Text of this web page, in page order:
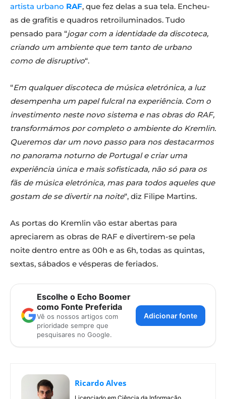
artista urbano RAF, que fez delas a sua tela. Encheu-
as de grafitis e quadros retroiluminados. Tudo
pensado para “jogar com a identidade da discoteca,
criando um ambiente que tem tanto de urbano
como de disruptivo“.
“Em qualquer discoteca de música eletrónica, a luz
desempenha um papel fulcral na experiência. Com o
investimento neste novo sistema e nas obras do RAF,
transformámos por completo o ambiente do Kremlin.
Queremos dar um novo passo para nos destacarmos
no panorama noturno de Portugal e criar uma
experiência única e mais sofisticada, não só para os
fãs de música eletrónica, mas para todos aqueles que
gostam de se divertir na noite“, diz Filipe Martins.
As portas do Kremlin vão estar abertas para
apreciarem as obras de RAF e divertirem-se pela
noite dentro entre as 00h e as 6h, todas as quintas,
sextas, sábados e vésperas de feriados.
Escolhe o Echo Boomer
como Fonte Preferida
Vê os nossos artigos com
prioridade sempre que
pesquisares no Google.
Adicionar fonte
Ricardo Alves